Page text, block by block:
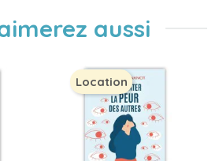
aussi
Location